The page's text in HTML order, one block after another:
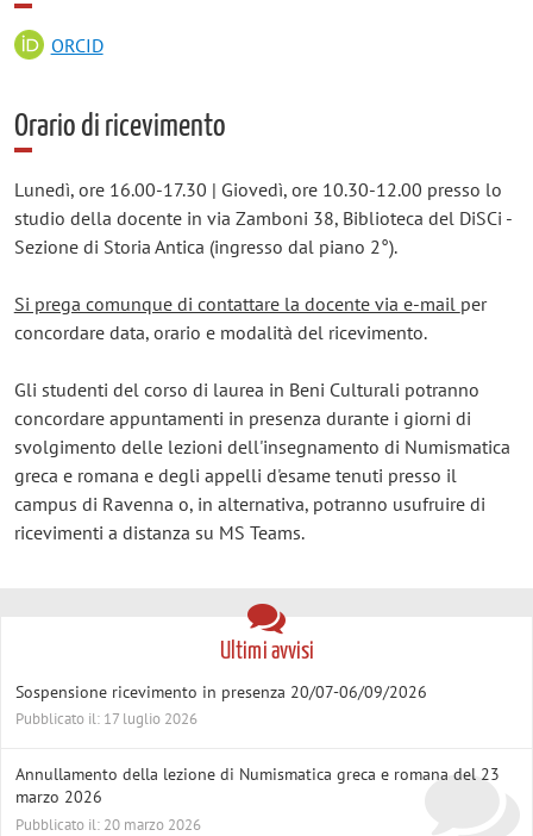
ORCID
Orario di ricevimento
Lunedì, ore 16.00-17.30 | Giovedì, ore 10.30-12.00 presso lo
studio della docente in via Zamboni 38, Biblioteca del DiSCi -
Sezione di Storia Antica (ingresso dal piano 2°).
Si prega comunque di contattare la docente via e-mail per
concordare data, orario e modalità del ricevimento.
Gli studenti del corso di laurea in Beni Culturali potranno
concordare appuntamenti in presenza durante i giorni di
svolgimento delle lezioni dell'insegnamento di Numismatica
greca e romana e degli appelli d'esame tenuti presso il
campus di Ravenna o, in alternativa, potranno usufruire di
ricevimenti a distanza su MS Teams.
Ultimi avvisi
Sospensione ricevimento in presenza 20/07-06/09/2026
Pubblicato il: 17 luglio 2026
Annullamento della lezione di Numismatica greca e romana del 23
marzo 2026
Pubblicato il: 20 marzo 2026